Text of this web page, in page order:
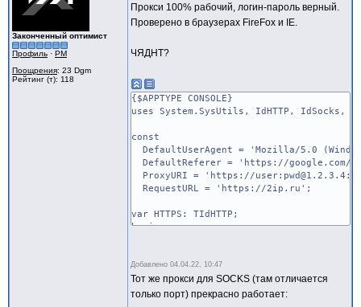
Законченный оптимист
Профиль · PM
Поощрения: 23 Dgm
Рейтинг (т): 118
Прокси 100% рабочий, логин-пароль верный.
Проверено в браузерах FireFox и IE.
ЧЯДНТ?
{$APPTYPE CONSOLE}
uses System.SysUtils, IdHTTP, IdSocks,
const
DefaultUserAgent = 'Mozilla/5.0
DefaultReferer = 'https://google.com/
ProxyURI = 'https://
RequestURL = 'https://2ip.ru';
var HTTPS: TIdHTTP;
begin
begin
IOHandler :=
CookieManager :=
Добавлено 04.04.22, 10:47
Тот же прокси для SOCKS (там отличается
только порт) прекрасно работает: